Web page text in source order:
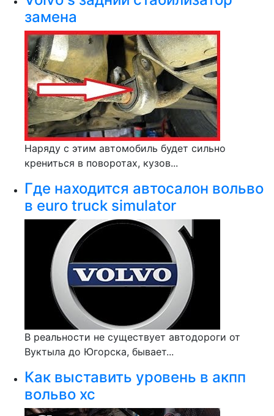
замена
Наряду с этим автомобиль будет сильно
крениться в поворотах, кузов...
Где находится автосалон вольво
в euro truck simulator
В реальности не существует автодороги от
Вуктыла до Югорска, бывает...
Как выставить уровень в акпп
вольво хс